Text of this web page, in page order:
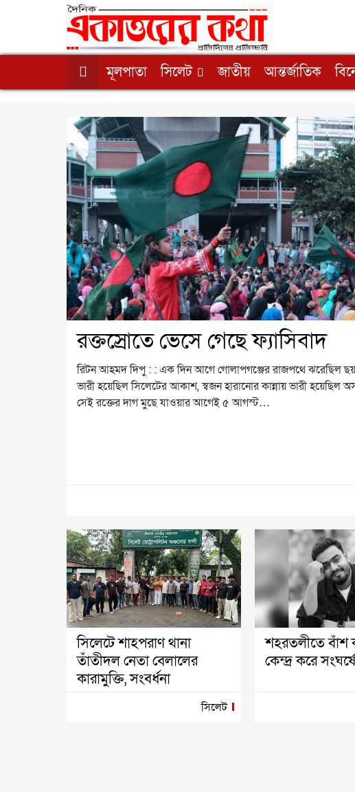
মূলপাতা সিলেট জাতীয় আন্তর্জাতিক
রক্তস্রোতে ভেসে গেছে ফ্যাসিবাদ
রিটন আহমদ দিপু : : এক দিন আগে গোলাপগঞ্জের রাজপথে ঝরেছিল ছয়
ভারী হয়েছিল সিলেটের আকাশ, স্বজন হারানোর কান্নায় ভারী হয়েছিল
সেই রক্তের দাগ মুছে যাওয়ার আগেই ৫ আগস্ট…
সিলেটে শাহপরাণ থানা
তাঁতীদল নেতা বেলালের
কারামুক্তি, সংবর্ধনা
সিলেট
শহরতলীতে বাঁশ
কেন্দ্র করে